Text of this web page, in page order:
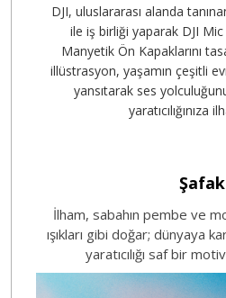
DJI, uluslararası alanda
ile iş birliği yaparak DJI
Manyetik Ön Kapaklarını
illüstrasyon, yaşamın çeşitli
yansıtarak ses
yaratıcılığınıza
Şafak
İlham, sabahın pembe ve
ışıkları gibi doğar; dünyaya
yaratıcılığı saf bir